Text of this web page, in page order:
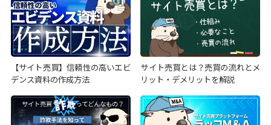
【サイト売買】信頼性の高いエビ
デンス資料の作成方法
サイト売買とは？売買の流れとメ
リット・デメリットを解説